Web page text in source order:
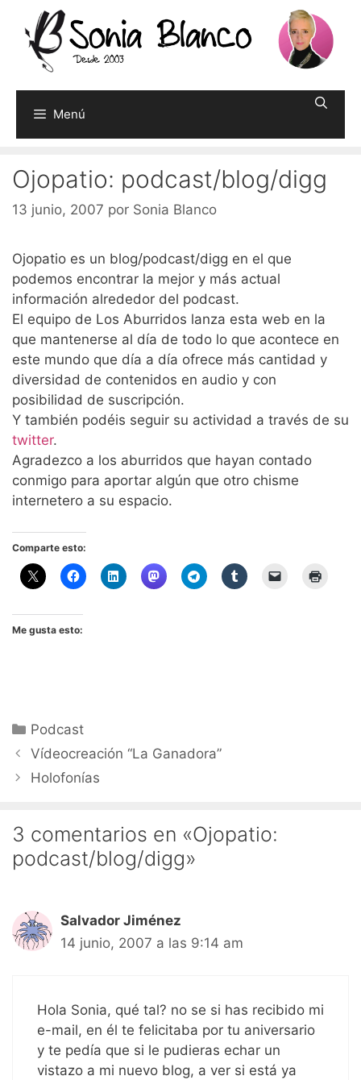
contenido
Menú
Ojopatio: podcast/blog/digg
13 junio, 2007 por Sonia Blanco
Ojopatio es un blog/podcast/digg en el que
podemos encontrar la mejor y más actual
información alrededor del podcast.
El equipo de Los Aburridos lanza esta web en la
que mantenerse al día de todo lo que acontece en
este mundo que día a día ofrece más cantidad y
diversidad de contenidos en audio y con
posibilidad de suscripción.
Y también podéis seguir su actividad a través de su
twitter.
Agradezco a los aburridos que hayan contado
conmigo para aportar algún que otro chisme
internetero a su espacio.
Comparte esto:
Me gusta esto:
Categorías
Podcast
Vídeocreación “La Ganadora”
Holofonías
3 comentarios en «Ojopatio:
podcast/blog/digg»
Salvador Jiménez
14 junio, 2007 a las 9:14 am
Hola Sonia, qué tal? no se si has recibido mi
e-mail, en él te felicitaba por tu aniversario
y te pedía que si le pudieras echar un
vistazo a mi nuevo blog, a ver si está ya